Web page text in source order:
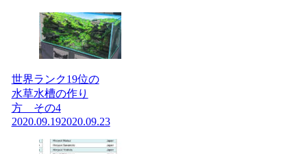
世界ランク19位の
水草水槽の作り
方 その4
2020.09.192020.09.23